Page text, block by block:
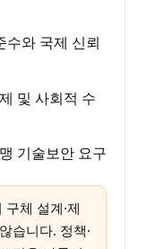
수와 국제 신뢰
및 사회적 수
기술보안 요구
체 설계·제
습니다. 정책·